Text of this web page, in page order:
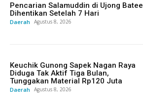
Pencarian Salamuddin di Ujong Batee
Dihentikan Setelah 7 Hari
Daerah Agustus 8, 2026
Keuchik Gunong Sapek Nagan Raya
Diduga Tak Aktif Tiga Bulan,
Tunggakan Material Rp120 Juta
Daerah Agustus 8, 2026